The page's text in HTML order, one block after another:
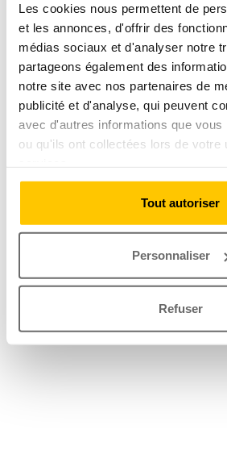
Les cookies nous permettent de
et les annonces, d'offrir des
médias sociaux et d'analyser notre
partageons également des
notre site avec nos partenaires de
publicité et d'analyse, qui peuvent
avec d'autres informations que vous
ou qu'ils ont collectées lors de votre
Tout autoriser
Personnaliser
Refuser